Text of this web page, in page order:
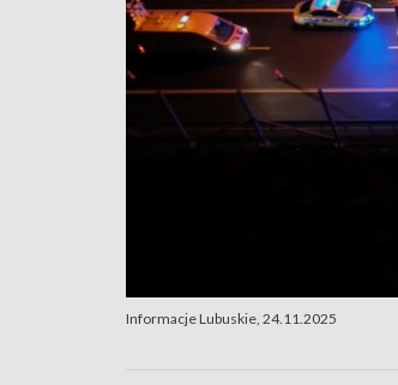
Informacje Lubuskie, 24.11.2025